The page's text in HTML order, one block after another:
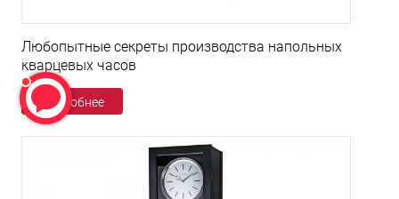
Любопытные секреты производства напольных
кварцевых часов
Подробнее